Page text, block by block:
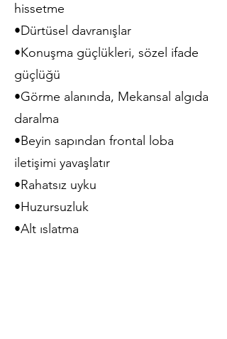
hissetme
•Dürtüsel davranışlar
•Konuşma güçlükleri, sözel ifade
güçlüğü
•Görme alanında, Mekansal algıda
daralma
•Beyin sapından frontal loba
iletişimi yavaşlatır
•Rahatsız uyku
•Huzursuzluk
•Alt ıslatma